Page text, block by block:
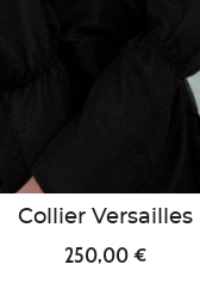
Collier Versailles
250,00 €